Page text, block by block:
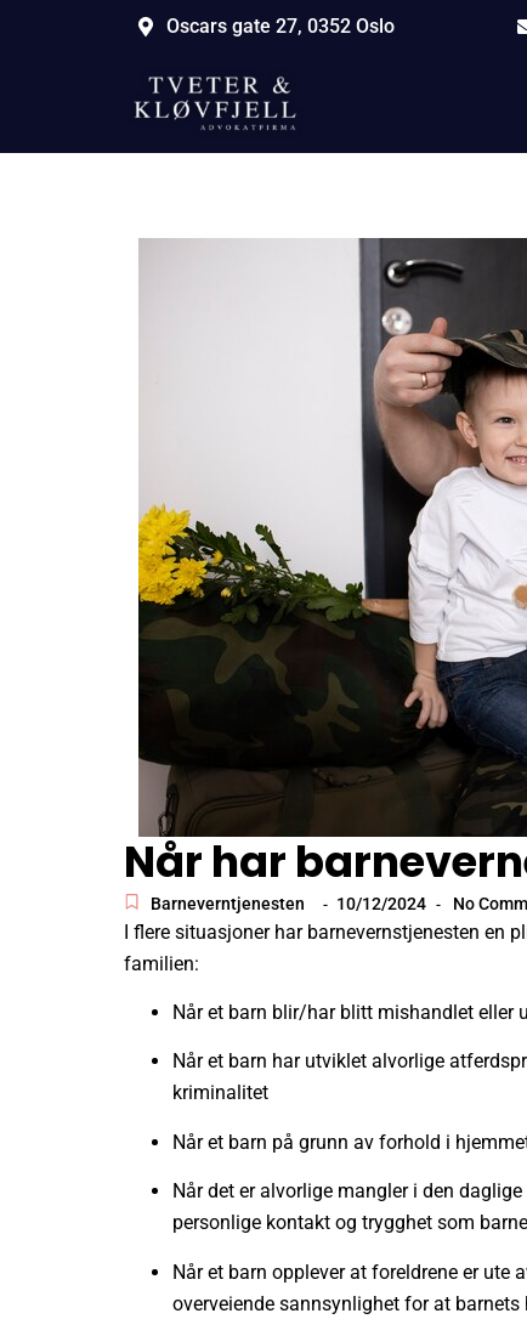
Oscars gate 27, 0352 Oslo
Når har
Barneverntjenesten - 10/12/2024 - No
I flere situasjoner har barnevernstjenesten en
familien:
Når et barn blir/har blitt mishandlet eller
Når et barn har utviklet alvorlige
kriminalitet
Når et barn på grunn av forhold i
Når det er alvorlige mangler i den
personlige kontakt og trygghet som
Når et barn opplever at foreldrene er ute
overveiende sannsynlighet for at